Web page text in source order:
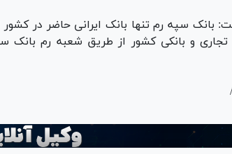
بانک سپه رم تنها بانک ایرانی حاضر در کشور
تجاری و بانکی کشور از طریق شعبه رم بانک